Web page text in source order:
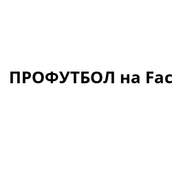
ПРОФУТБОЛ на